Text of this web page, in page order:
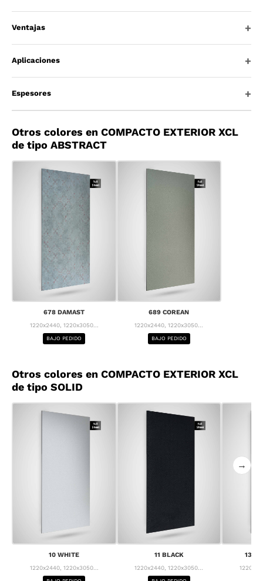
Ventajas
Aplicaciones
Espesores
Otros colores en COMPACTO EXTERIOR XCL
de tipo ABSTRACT
678 DAMAST
1220x2440, 1220x3050...
BAJO PEDIDO
689 COREAN
1220x2440, 1220x3050...
BAJO PEDIDO
Otros colores en COMPACTO EXTERIOR XCL
de tipo SOLID
10 WHITE
1220x2440, 1220x3050...
11 BLACK
1220x2440, 1220x3050...
13
→